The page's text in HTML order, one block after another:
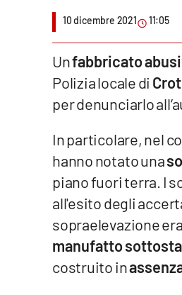
Imprese Di Calabria
Le perfidie di Antonella Grippo
Venti di comunicazione
Streaming
LaC Network
10 dicembre 2021 11:05
Unfabbricato
Polizia locale di
per denunciarlo
In particolare, nel
hanno notato una
piano fuori terra. I
all'esito degli
sopraelevazione
manufatto
costruito in